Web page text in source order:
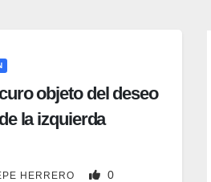
objeto del deseo
la izquierda
HERRERO 0